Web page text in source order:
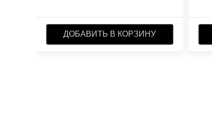
ДОБАВИТЬ В КОРЗИНУ